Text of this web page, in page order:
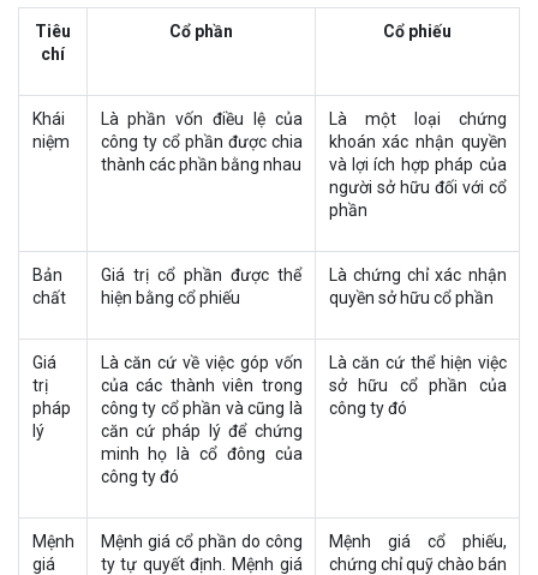
Tiêu
chí
Cổ phần Cổ phiếu
Khái
niệm
Là phần vốn điều lệ của
công ty cổ phần được chia
thành các phần bằng nhau
Là một loại chứng
khoán xác nhận quyền
và lợi ích hợp pháp của
người sở hữu đối với cổ
phần
Bản
chất
Giá trị cổ phần được thể
hiện bằng cổ phiếu
Là chứng chỉ xác nhận
quyền sở hữu cổ phần
Giá
trị
pháp
lý
Là căn cứ về việc góp vốn
của các thành viên trong
công ty cổ phần và cũng là
căn cứ pháp lý để chứng
minh họ là cổ đông của
công ty đó
Là căn cứ thể hiện việc
sở hữu cổ phần của
công ty đó
Mệnh
giá
Mệnh giá cổ phần do công
ty tự quyết định. Mệnh giá
Mệnh giá cổ phiếu,
chứng chỉ quỹ chào bán